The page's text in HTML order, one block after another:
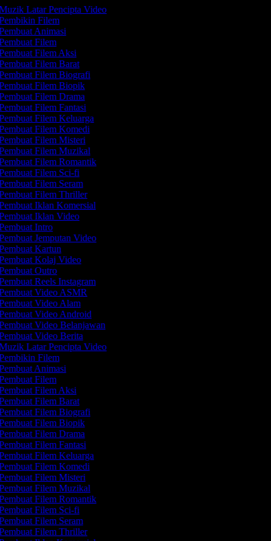
Latar Pencipta Video
Filem
Animasi
Filem
Filem Aksi
Filem Barat
Filem Biografi
Filem Biopik
Filem Drama
Filem Fantasi
Filem Keluarga
Filem Komedi
Filem Misteri
Filem Muzikal
Filem Romantik
Filem Sci-fi
Filem Seram
Filem Thriller
Iklan Komersial
Iklan Video
Intro
Jemputan Video
Kartun
Kolaj Video
Outro
Reels Instagram
Video ASMR
Video Alam
Video Android
Video Belanjawan
Video Berita
Latar Pencipta Video
Filem
Animasi
Filem
Filem Aksi
Filem Barat
Filem Biografi
Filem Biopik
Filem Drama
Filem Fantasi
Filem Keluarga
Filem Komedi
Filem Misteri
Filem Muzikal
Filem Romantik
Filem Sci-fi
Filem Seram
Filem Thriller